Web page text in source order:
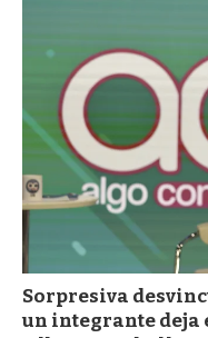
Sorpresiva
un integrante deja